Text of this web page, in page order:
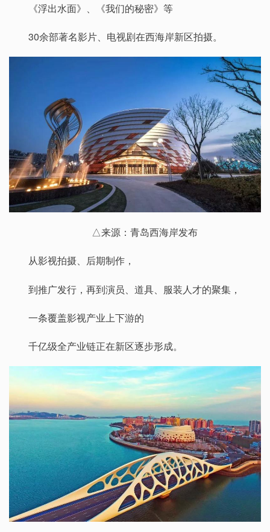
《浮出水面》、《我们的秘密》等
30余部著名影片、电视剧在西海岸新区拍摄。
△来源：青岛西海岸发布
从影视拍摄、后期制作，
到推广发行，再到演员、道具、服装人才的聚集，
一条覆盖影视产业上下游的
千亿级全产业链正在新区逐步形成。